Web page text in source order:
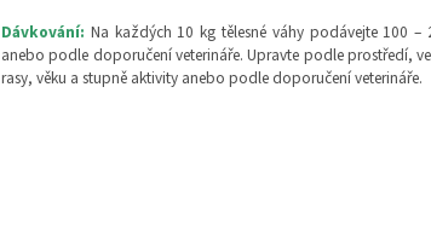
Dávkování: Na každých 10 kg tělesné váhy podávejte 100 –
anebo podle doporučení veterináře. Upravte podle prostředí,
rasy, věku a stupně aktivity anebo podle doporučení veterináře.